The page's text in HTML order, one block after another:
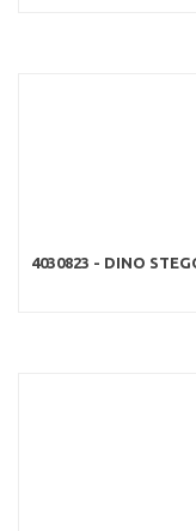
4030823 - DINO